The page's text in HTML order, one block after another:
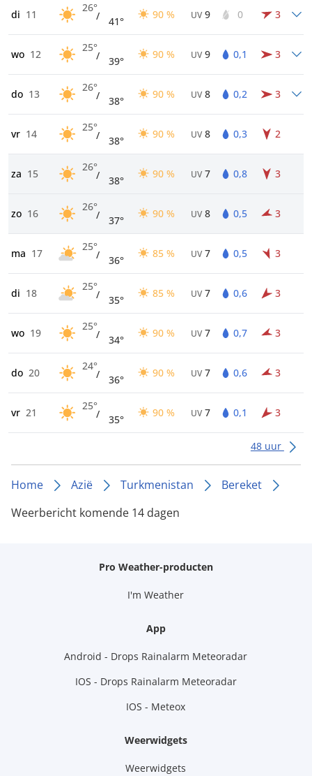
di 11
26°
/ 41°
90 % UV 9 0 3
wo 12
25°
/ 39°
90 % UV 9 0,1 3
do 13
26°
/ 38°
90 % UV 8 0,2 3
vr 14
25°
/ 38°
90 % UV 8 0,3 2
za 15
26°
/ 38°
90 % UV 7 0,8 3
zo 16
26°
/ 37°
90 % UV 8 0,5 3
ma 17
25°
/ 36°
85 % UV 7 0,5 3
di 18
25°
/ 35°
85 % UV 7 0,6 3
wo 19
25°
/ 34°
90 % UV 7 0,7 3
do 20
24°
/ 36°
90 % UV 7 0,6 3
vr 21
25°
/ 35°
90 % UV 7 0,1 3
48 uur
Home Azië Turkmenistan
Bereket
Weerbericht komende 14 dagen
Pro Weather-producten
I'm Weather
App
Android - Drops Rainalarm Meteoradar
IOS - Drops Rainalarm Meteoradar
IOS - Meteox
Weerwidgets
Weerwidgets